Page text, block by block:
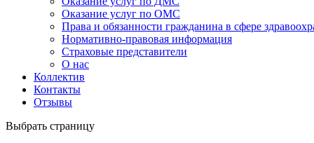
Оказание услуг по ОМС
Права и обязанности гражданина в сфере
Нормативно-правовая информация
Страховые представители
О нас
Коллектив
Контакты
Отзывы
Выбрать страницу